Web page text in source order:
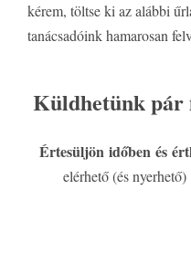
kérem, töltse ki az alábbi
tanácsadóink hamarosan
Küldhetünk pár
Értesüljön időben és
elérhető (és nyerhető)